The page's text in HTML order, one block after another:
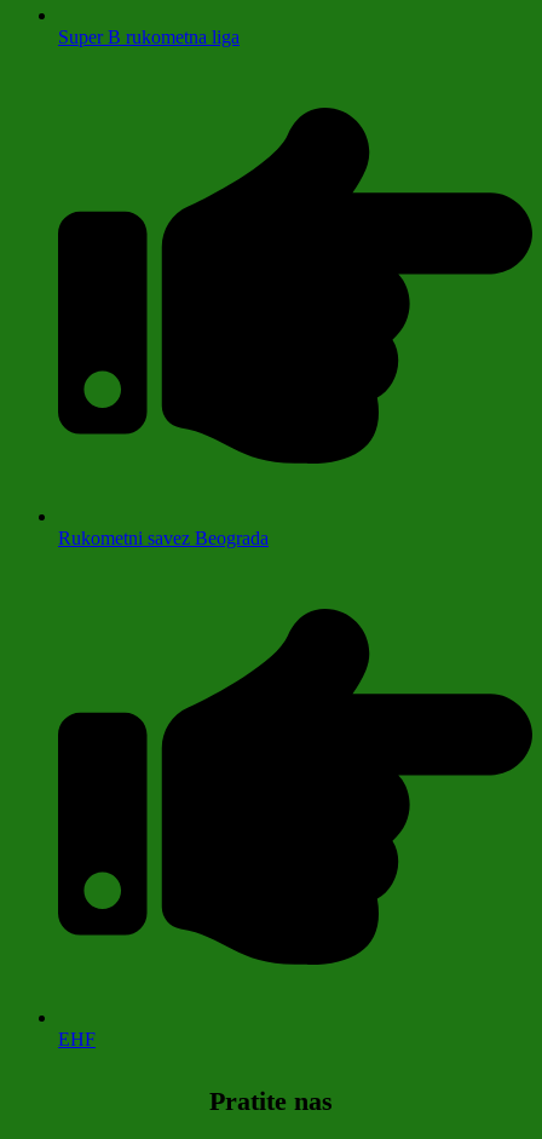
Super B rukometna liga
Rukometni savez Beograda
EHF
Pratite nas